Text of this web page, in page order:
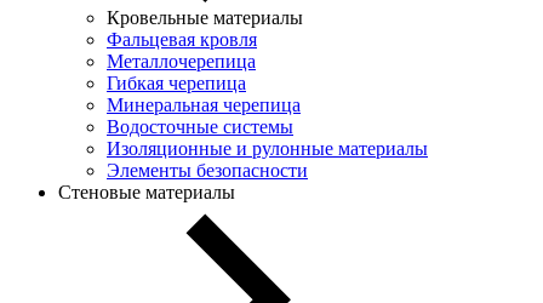
Кровельные материалы
Фальцевая кровля
Металлочерепица
Гибкая черепица
Минеральная черепица
Водосточные системы
Изоляционные и рулонные материалы
Элементы безопасности
Стеновые материалы